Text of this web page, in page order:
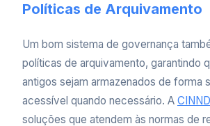
Políticas de Arquivamento
Um bom sistema de governança
políticas de arquivamento, garantindo
antigos sejam armazenados de forma
acessível quando necessário. A
soluções que atendem às normas de